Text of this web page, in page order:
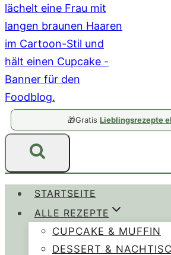
🎁Gratis Lieblingsrezepte
STARTSEITE
ALLE REZEPTE
CUPCAKE & MUFFIN
DESSERT &